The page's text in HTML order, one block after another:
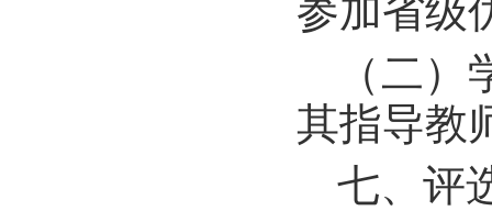
参加省级
（二
其指导教
七、评